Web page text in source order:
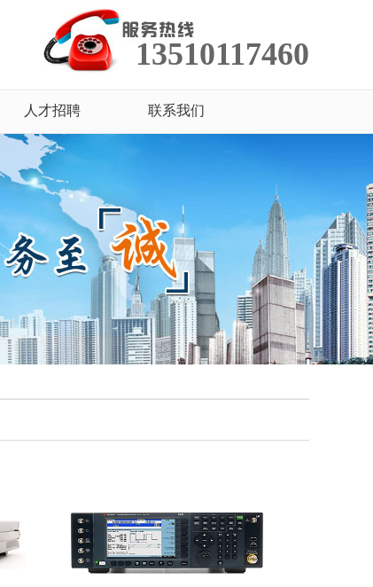
13510117460
人才招聘 联系我们